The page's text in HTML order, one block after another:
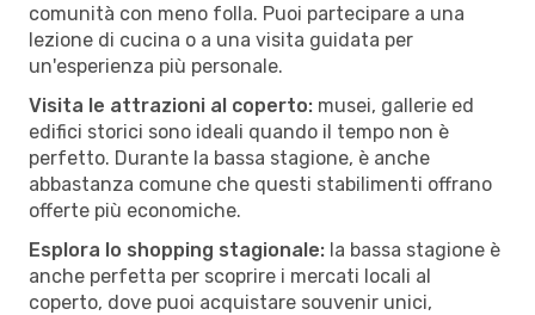
comunità con meno folla. Puoi partecipare a una
lezione di cucina o a una visita guidata per
un'esperienza più personale.
Visita le attrazioni al coperto: musei, gallerie ed
edifici storici sono ideali quando il tempo non è
perfetto. Durante la bassa stagione, è anche
abbastanza comune che questi stabilimenti offrano
offerte più economiche.
Esplora lo shopping stagionale: la bassa stagione è
anche perfetta per scoprire i mercati locali al
coperto, dove puoi acquistare souvenir unici,